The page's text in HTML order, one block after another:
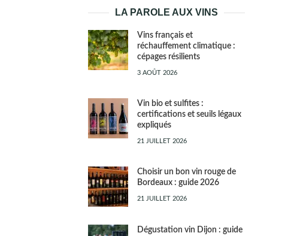
LA PAROLE AUX VINS
Vins français et
réchauffement climatique :
cépages résilients
3 AOÛT 2026
Vin bio et sulfites :
certifications et seuils légaux
expliqués
21 JUILLET 2026
Choisir un bon vin rouge de
Bordeaux : guide 2026
21 JUILLET 2026
Dégustation vin Dijon : guide